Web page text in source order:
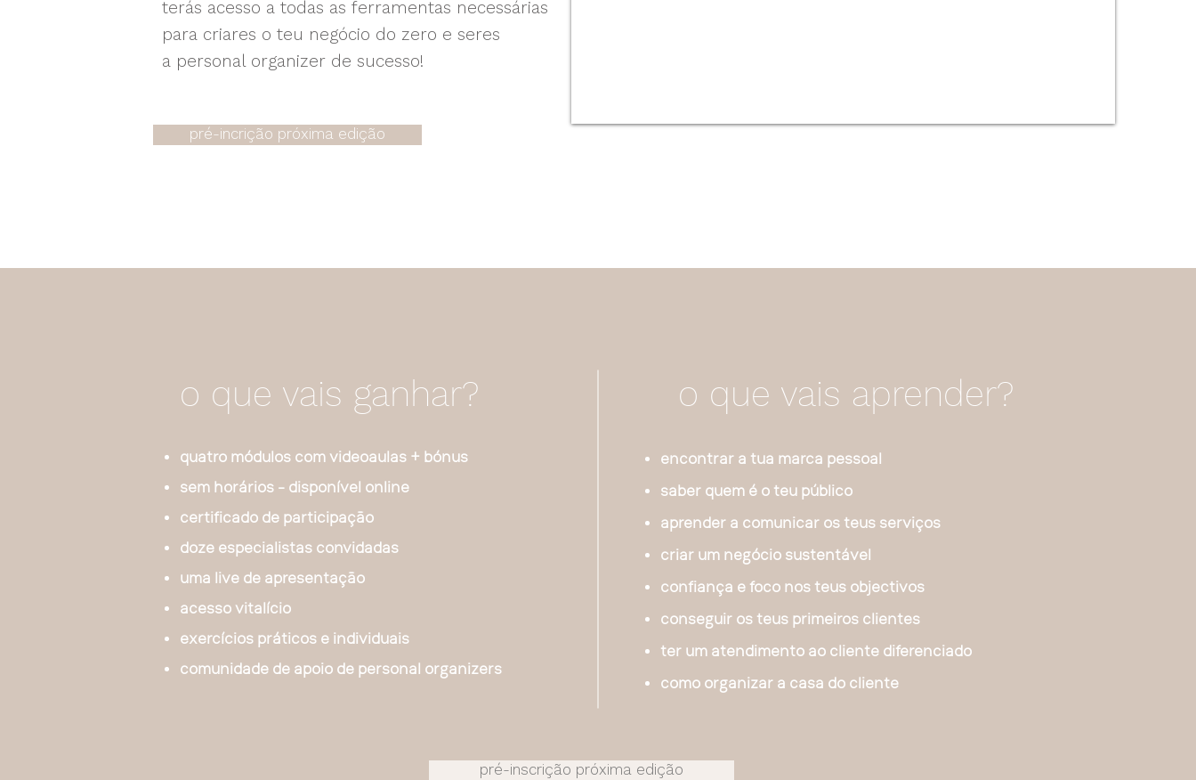
terás acesso a todas as ferramentas necessárias
para criares o teu negócio do zero e seres
a personal organizer de sucesso!
pré-incrição próxima edição
o que vais ganhar? o que vais aprender?
quatro módulos com videoaulas + bónus
sem horários - disponível online
certificado de participação
doze especialistas convidadas
uma live de apresentação
acesso vitalício
exercícios práticos e individuais
comunidade de apoio de personal organizers
encontrar a tua marca pessoal
saber quem é o teu público
aprender a comunicar os teus serviços
criar um negócio sustentável
confiança e foco nos teus objectivos
conseguir os teus primeiros clientes
ter um atendimento ao cliente diferenciado
como organizar a casa do cliente
pré-inscrição próxima edição